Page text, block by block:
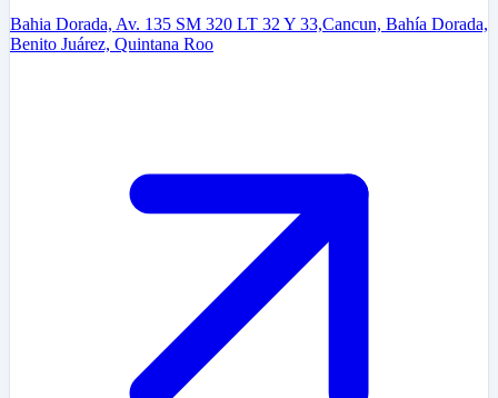
Bahia Dorada, Av. 135 SM 320 LT 32 Y 33,Cancun, Bahía Dorada,
Benito Juárez, Quintana Roo